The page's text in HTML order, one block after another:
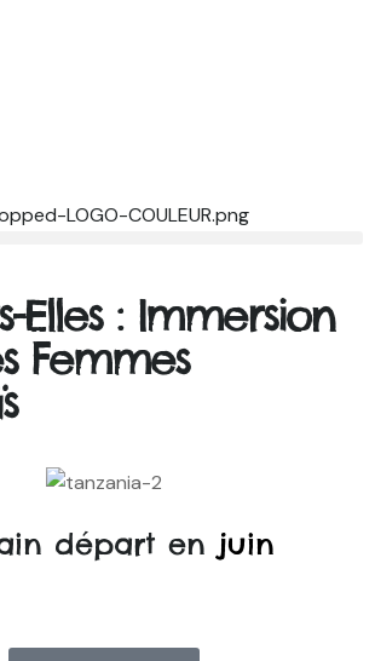
Elles : Immersion
Femmes
départ en juin